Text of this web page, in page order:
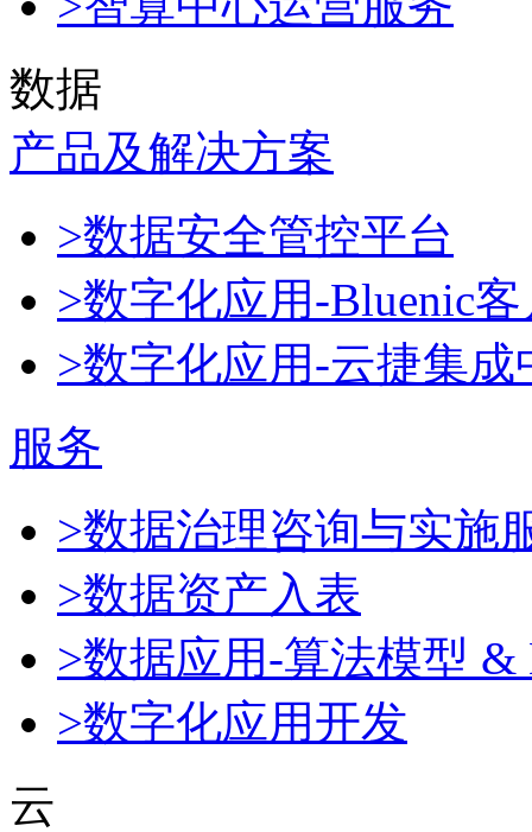
数据
产品及解决方案
>数据安全管控平台
>数字化应用-Bluenic
>数字化应用-云捷集成
服务
>数据治理咨询与实施
>数据资产入表
>数据应用-算法模型 &
>数字化应用开发
云